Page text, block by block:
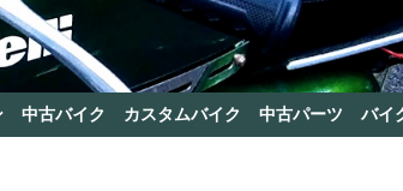
中古バイク カスタムバイク 中古パーツ バイ